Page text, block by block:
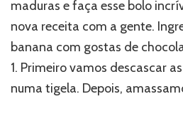
maduras e faça esse bolo
nova receita com a gente.
banana com gostas de
1. Primeiro vamos descascar
numa tigela. Depois,